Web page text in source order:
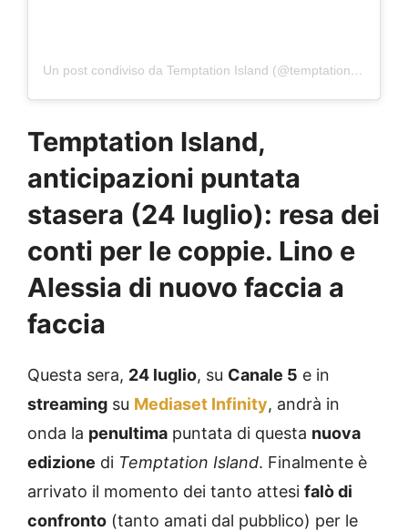
Un post condiviso da Temptation Island (@temptationislandita)
Temptation Island,
anticipazioni puntata
stasera (24 luglio): resa dei
conti per le coppie. Lino e
Alessia di nuovo faccia a
faccia
Questa sera, 24 luglio, su Canale 5 e in
streaming su Mediaset Infinity, andrà in
onda la penultima puntata di questa nuova
edizione di Temptation Island. Finalmente è
arrivato il momento dei tanto attesi falò di
confronto (tanto amati dal pubblico) per le